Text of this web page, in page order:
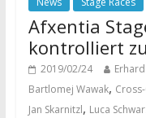
Afxentia
kontrolliert
2019/02/24
Bartlomej Wawak,
Jan Skarnitzl, Luca